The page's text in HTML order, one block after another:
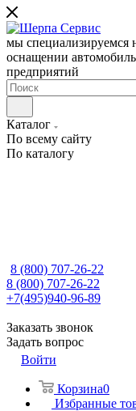
мы специализируемся
оснащении
предприятий
Каталог
По всему сайту
По каталогу
8 (800) 707-26-22
8 (800) 707-26-22
+7(495)940-96-89
Заказать звонок
Задать вопрос
Войти
Корзина0
Избранные